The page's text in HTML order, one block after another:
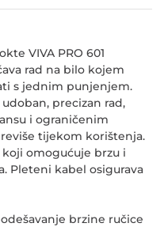
VIVA PRO 601
rad na bilo kojem
s jednim punjenjem.
precizan rad,
i ograničenim
tijekom korištenja.
koji omogućuje brzu i
Pleteni kabel osigurava
brzine ručice